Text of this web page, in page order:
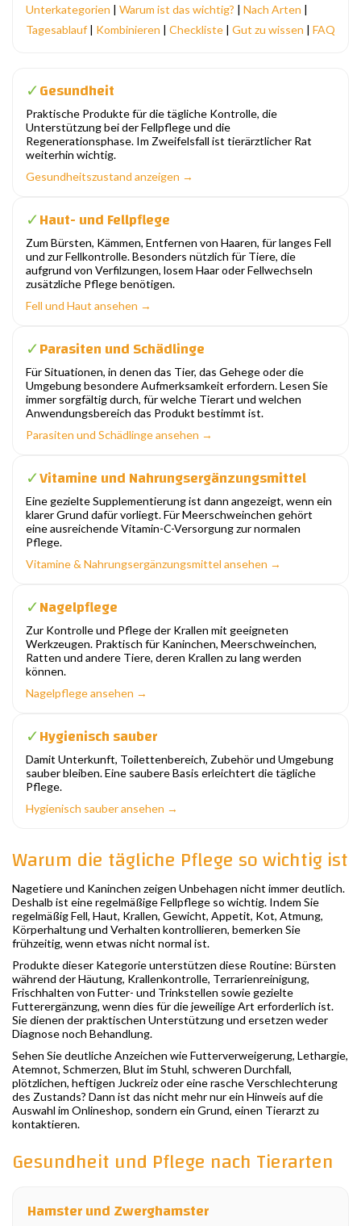
Unterkategorien | Warum ist das wichtig? | Nach Arten |
Tagesablauf | Kombinieren | Checkliste | Gut zu wissen | FAQ
✓Gesundheit
Praktische Produkte für die tägliche Kontrolle, die
Unterstützung bei der Fellpflege und die
Regenerationsphase. Im Zweifelsfall ist tierärztlicher Rat
weiterhin wichtig.
Gesundheitszustand anzeigen →
✓Haut- und Fellpflege
Zum Bürsten, Kämmen, Entfernen von Haaren, für langes Fell
und zur Fellkontrolle. Besonders nützlich für Tiere, die
aufgrund von Verfilzungen, losem Haar oder Fellwechseln
zusätzliche Pflege benötigen.
Fell und Haut ansehen →
✓Parasiten und Schädlinge
Für Situationen, in denen das Tier, das Gehege oder die
Umgebung besondere Aufmerksamkeit erfordern. Lesen Sie
immer sorgfältig durch, für welche Tierart und welchen
Anwendungsbereich das Produkt bestimmt ist.
Parasiten und Schädlinge ansehen →
✓Vitamine und Nahrungsergänzungsmittel
Eine gezielte Supplementierung ist dann angezeigt, wenn ein
klarer Grund dafür vorliegt. Für Meerschweinchen gehört
eine ausreichende Vitamin-C-Versorgung zur normalen
Pflege.
Vitamine & Nahrungsergänzungsmittel ansehen →
✓Nagelpflege
Zur Kontrolle und Pflege der Krallen mit geeigneten
Werkzeugen. Praktisch für Kaninchen, Meerschweinchen,
Ratten und andere Tiere, deren Krallen zu lang werden
können.
Nagelpflege ansehen →
✓Hygienisch sauber
Damit Unterkunft, Toilettenbereich, Zubehör und Umgebung
sauber bleiben. Eine saubere Basis erleichtert die tägliche
Pflege.
Hygienisch sauber ansehen →
Warum die tägliche Pflege so wichtig ist
Nagetiere und Kaninchen zeigen Unbehagen nicht immer deutlich.
Deshalb ist eine regelmäßige Fellpflege so wichtig. Indem Sie
regelmäßig Fell, Haut, Krallen, Gewicht, Appetit, Kot, Atmung,
Körperhaltung und Verhalten kontrollieren, bemerken Sie
frühzeitig, wenn etwas nicht normal ist.
Produkte dieser Kategorie unterstützen diese Routine: Bürsten
während der Häutung, Krallenkontrolle, Terrarienreinigung,
Frischhalten von Futter- und Trinkstellen sowie gezielte
Futterergänzung, wenn dies für die jeweilige Art erforderlich ist.
Sie dienen der praktischen Unterstützung und ersetzen weder
Diagnose noch Behandlung.
Sehen Sie deutliche Anzeichen wie Futterverweigerung, Lethargie,
Atemnot, Schmerzen, Blut im Stuhl, schweren Durchfall,
plötzlichen, heftigen Juckreiz oder eine rasche Verschlechterung
des Zustands? Dann ist das nicht mehr nur ein Hinweis auf die
Auswahl im Onlineshop, sondern ein Grund, einen Tierarzt zu
kontaktieren.
Gesundheit und Pflege nach Tierarten
Hamster und Zwerghamster